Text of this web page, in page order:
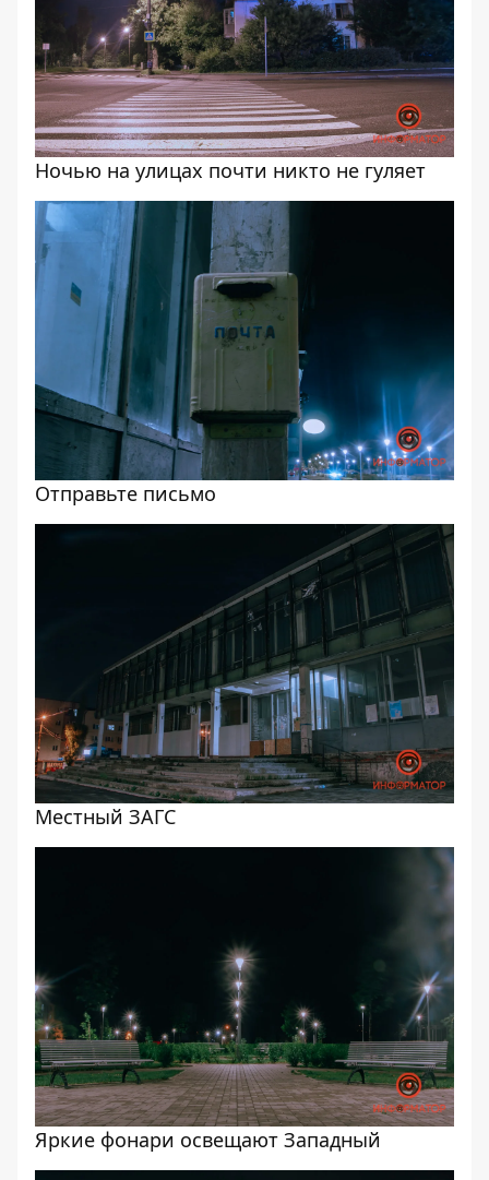
Ночью на улицах почти никто не гуляет
Отправьте письмо
Местный ЗАГС
Яркие фонари освещают Западный